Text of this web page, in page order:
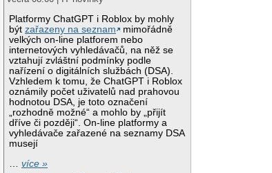
Platformy ChatGPT i Roblox by mohly
býtzařazeny na seznam
mimořádně
velkých on-line platforem nebo
internetových vyhledávačů, na něž se
vztahují zvláštní podmínky podle
nařízení o digitálních službách (DSA).
Vzhledem k tomu, že ChatGPT i Roblox
oznámily počet uživatelů nad prahovou
hodnotou DSA, je toto označení
„rozhodně možné“ a mohlo by „přijít
dříve či později“. On-line platformy a
vyhledávače zařazené na seznamy DSA
musejí
…více »